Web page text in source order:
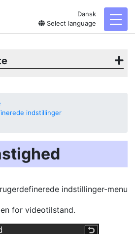
Dansk
Select language
indstillinger
indstillinger-menu
for videotilstand.